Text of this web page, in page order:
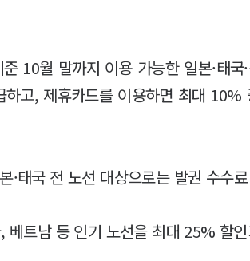
10월 말까지 이용 가능한 일본·태
고, 제휴카드를 이용하면 최대
·태국 전 노선 대상으로는 발권 수수
베트남 등 인기 노선을 최대 25% 할